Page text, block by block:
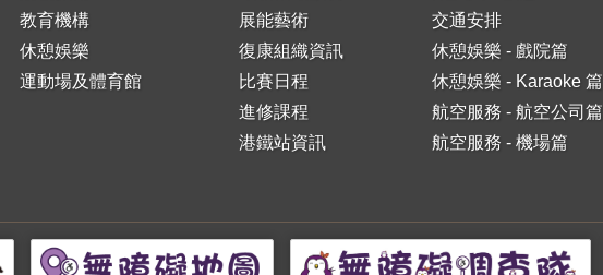
教育機構
休憩娛樂
運動場及體育館
展能藝術
復康組織資訊
比賽日程
進修課程
港鐵站資訊
交通安排
休憩娛樂 - 戲院篇
休憩娛樂 - Karaoke 篇
航空服務 - 航空公司篇
航空服務 - 機場篇